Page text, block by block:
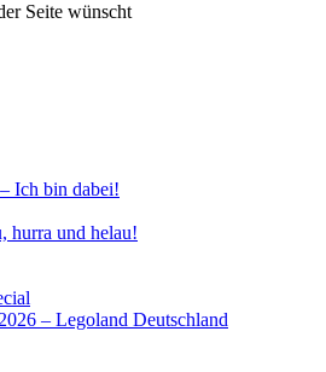
Seite wünscht
Ich bin dabei!
hurra und helau!
– Legoland Deutschland